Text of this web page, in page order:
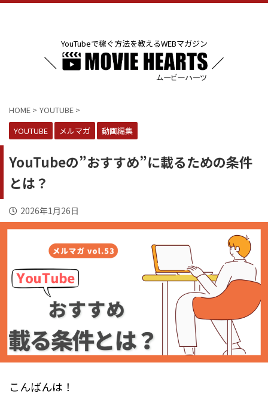
YouTubeで稼ぐ方法を教えるWEBマガジン
HOME > YOUTUBE >
YOUTUBE
メルマガ 動画編集
YouTubeの”おすすめ”に載るための条件
とは？
2026年1月26日
こんばんは！